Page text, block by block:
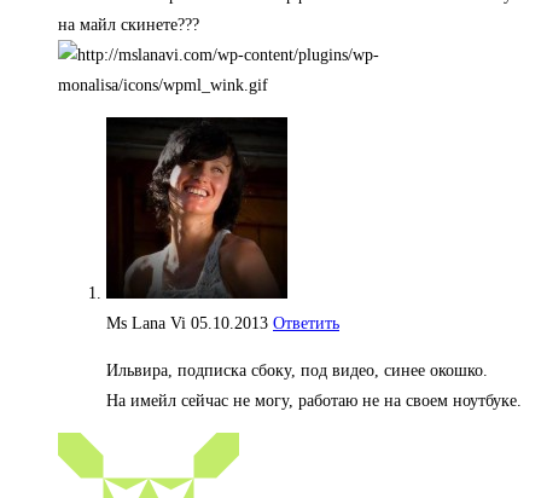
на майл скинете???
Ms Lana Vi 05.10.2013 Ответить
Ильвира, подписка сбоку, под видео, синее окошко.
На имейл сейчас не могу, работаю не на своем ноутбуке.